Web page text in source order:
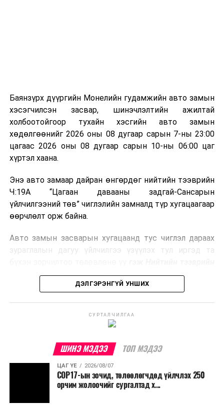
болон дулааны эрчим хүч үйлдвэрлэхэд ашиглаж
болдог. Зарим технологийн хувьд шаталтын дараа
үлдэх үнснээс фосфор зэрэг ашигт эрдсийг сэргээн
авах боломжтой аж.
Япон, Герман, Швейцар, Нидерланд, Өмнөд Солонгос
зэрэг улс лаг хатаах, шатаах технологийг ашиглаж
байна. Тухайлбал, Германд лаг шатаах үйлдвэрээс
гарсан үнснээс фосфор сэргээн авах технологи
ашигладаг бол Нидерландад төвлөрсөн лаг
боловсруулах үйлдвэрүүдээр дулаан, цахилгаан
Ийнхүү лаг хатаах, шатаах технологийг лагийн
улсад өргөн ашиглаж байна.
Баянзүрх дүүргийн Монелийн гудамжийн авто замын
хэсэгчилсэн засвар, шинэчлэлтийн ажилтай
холбоотойгоор тухайн хэсгийн авто замын
хөдөлгөөнийг 2026 оны 08 дугаар сарын 7-ны 23:00
цагаас 2026 оны 08 дугаар сарын 10-ны 06:00 цаг
хүртэл хаана.
Энэ авто замаар дайран өнгөрдөг нийтийн тээврийн
Ч:19А “Цагаан давааны задгай-Сансарын
үйлчилгээний төв” чиглэлийн замналд түр хугацаагаар
өөрчлөлт орж байна.
Авто замын засварын хугацаанд тус чиглэл дараах
зураглалын дагуу үйлчилгээ үзүүлэх тул иргэд та
бодлогын газраас мэдээллээ.
ДЭЛГЭРЭНГҮЙ УНШИХ
СУРТАЛЧИЛГАА
ШИНЭ МЭДЭЭ ТОП МЭДЭЭ
ЦАГ ҮЕ 2026/08/07
COP17-ын зочид, төлөөлөгчдөд үйлчлэх 250
орчим жолоочийг сургалтад х...